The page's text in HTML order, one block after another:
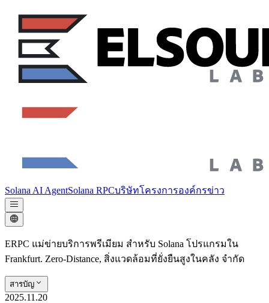
Solana AI AgentSolana RPCบริษัทโครงการองค์กรข่าว
ERPC แม่ข่ายบริการพรีเมียม สําหรับ Solana โปรแกรมใน
Frankfurt. Zero-Distance, สิ่งแวดล้อมที่ยั่งยืนสูงในคลัง จํากัด
สารบัญ
2025.11.20